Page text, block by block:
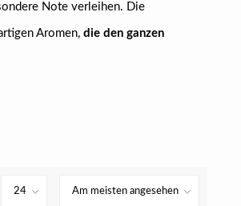
Note verleihen. Die
Aromen, die den ganzen